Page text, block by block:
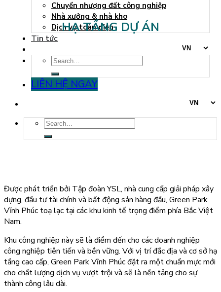
Chuyển nhượng đất công nghiệp
Nhà xưởng & nhà kho
Dịch vụ toàn diện
Tin tức
LIÊN HỆ NGAY
HẠ TẦNG DỰ ÁN
Được phát triển bởi Tập đoàn YSL, nhà cung cấp giải pháp xây
dựng, đầu tư tài chính và bất động sản hàng đầu, Green Park
Vĩnh Phúc toạ lạc tại các khu kinh tế trọng điểm phía Bắc Việt
Nam.
Khu công nghiệp này sẽ là điểm đến cho các doanh nghiệp
công nghiệp tiên tiến và bền vững. Với vị trí đắc địa và cơ sở hạ
tầng cao cấp, Green Park Vĩnh Phúc đặt ra một chuẩn mực mới
cho chất lượng dịch vụ vượt trội và sẽ là nền tảng cho sự
thành công lâu dài.